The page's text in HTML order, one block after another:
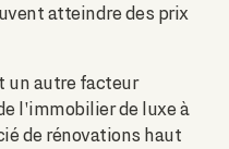
atteindre des prix
un autre facteur
l'immobilier de luxe à
de rénovations haut